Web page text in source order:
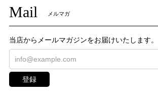
Mail メルマガ
当店からメールマガジンをお届けいたします。
登録